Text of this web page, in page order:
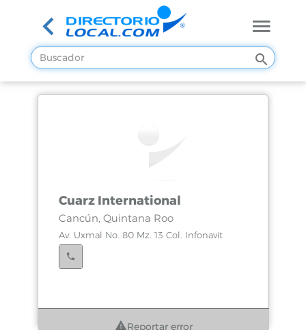
Cuarz International
Cancún, Quintana Roo
Av. Uxmal No. 80 Mz. 13 Col. Infonavit
Reportar error